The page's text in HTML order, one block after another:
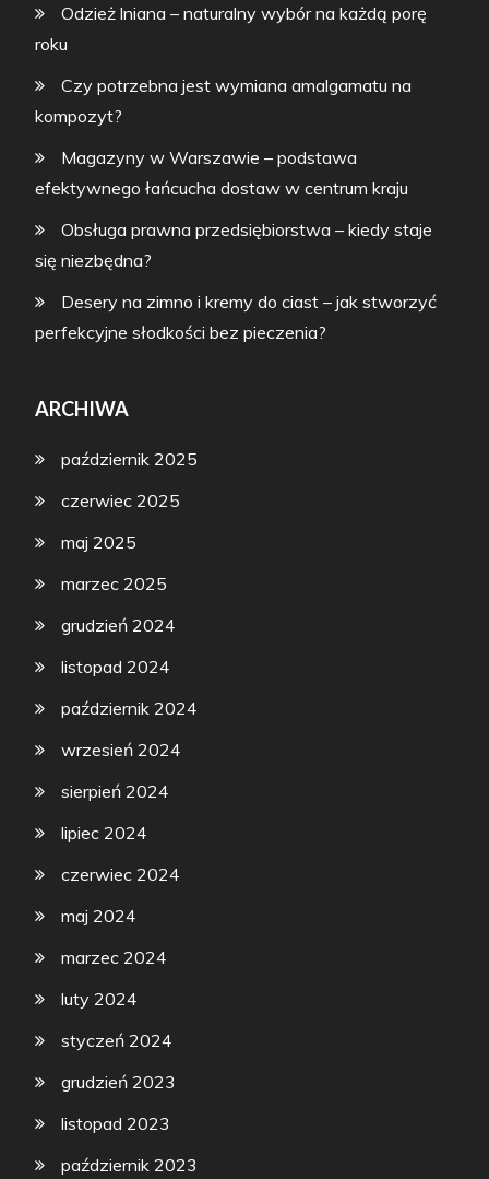
Odzież lniana – naturalny wybór na każdą porę
roku
Czy potrzebna jest wymiana amalgamatu na
kompozyt?
Magazyny w Warszawie – podstawa
efektywnego łańcucha dostaw w centrum kraju
Obsługa prawna przedsiębiorstwa – kiedy staje
się niezbędna?
Desery na zimno i kremy do ciast – jak stworzyć
perfekcyjne słodkości bez pieczenia?
ARCHIWA
październik 2025
czerwiec 2025
maj 2025
marzec 2025
grudzień 2024
listopad 2024
październik 2024
wrzesień 2024
sierpień 2024
lipiec 2024
czerwiec 2024
maj 2024
marzec 2024
luty 2024
styczeń 2024
grudzień 2023
listopad 2023
październik 2023